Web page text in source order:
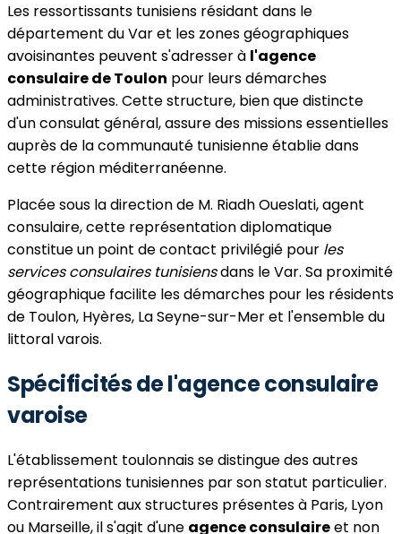
Les ressortissants tunisiens résidant dans le
département du Var et les zones géographiques
avoisinantes peuvent s'adresser à l'agence
consulaire de Toulon pour leurs démarches
administratives. Cette structure, bien que distincte
d'un consulat général, assure des missions essentielles
auprès de la communauté tunisienne établie dans
cette région méditerranéenne.
Placée sous la direction de M. Riadh Oueslati, agent
consulaire, cette représentation diplomatique
constitue un point de contact privilégié pour les
services consulaires tunisiensdans le Var. Sa proximité
géographique facilite les démarches pour les résidents
de Toulon, Hyères, La Seyne-sur-Mer et l'ensemble du
littoral varois.
Spécificités de l'agence consulaire
varoise
L'établissement toulonnais se distingue des autres
représentations tunisiennes par son statut particulier.
Contrairement aux structures présentes à Paris, Lyon
ou Marseille, il s'agit d'une agence consulaireet non